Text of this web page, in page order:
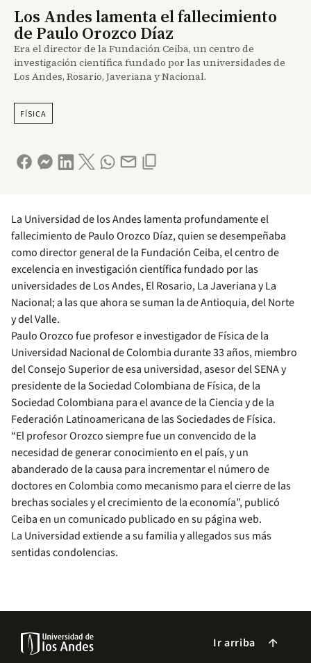
Los Andes lamenta el fallecimiento
de Paulo Orozco Díaz
Era el director de la Fundación Ceiba, un centro de
investigación científica fundado por las universidades de
Los Andes, Rosario, Javeriana y Nacional.
FÍSICA
La Universidad de los Andes lamenta profundamente el
fallecimiento de Paulo Orozco Díaz, quien se desempeñaba
como director general de la Fundación Ceiba, el centro de
excelencia en investigación científica fundado por las
universidades de Los Andes, El Rosario, La Javeriana y La
Nacional; a las que ahora se suman la de Antioquia, del Norte
y del Valle.
Paulo Orozco fue profesor e investigador de Física de la
Universidad Nacional de Colombia durante 33 años, miembro
del Consejo Superior de esa universidad, asesor del SENA y
presidente de la Sociedad Colombiana de Física, de la
Sociedad Colombiana para el avance de la Ciencia y de la
Federación Latinoamericana de las Sociedades de Física.
“El profesor Orozco siempre fue un convencido de la
necesidad de generar conocimiento en el país, y un
abanderado de la causa para incrementar el número de
doctores en Colombia como mecanismo para el cierre de las
brechas sociales y el crecimiento de la economía”, publicó
Ceiba en un comunicado publicado en su página web.
La Universidad extiende a su familia y allegados sus más
sentidas condolencias.
Ir arriba arrow_forward